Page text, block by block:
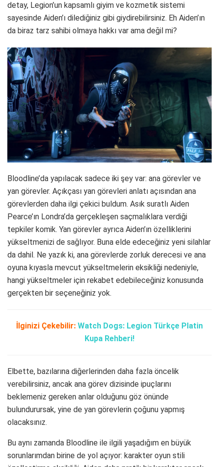
detay, Legion’un kapsamlı giyim ve kozmetik sistemi
sayesinde Aiden’ı dilediğiniz gibi giydirebilirsiniz. Eh Aiden’ın
da biraz tarz sahibi olmaya hakkı var ama değil mi?
Bloodline’da yapılacak sadece iki şey var: ana görevler ve
yan görevler. Açıkçası yan görevleri anlatı açısından ana
görevlerden daha ilgi çekici buldum. Asık suratlı Aiden
Pearce’ın Londra’da gerçekleşen saçmalıklara verdiği
tepkiler komik. Yan görevler ayrıca Aiden’ın özelliklerini
yükseltmenizi de sağlıyor. Buna elde edeceğiniz yeni silahlar
da dahil. Ne yazık ki, ana görevlerde zorluk derecesi ve ana
oyuna kıyasla mevcut yükseltmelerin eksikliği nedeniyle,
hangi yükseltmeler için rekabet edebileceğiniz konusunda
gerçekten bir seçeneğiniz yok.
İlginizi Çekebilir: Watch Dogs: Legion Türkçe Platin
Kupa Rehberi!
Elbette, bazılarına diğerlerinden daha fazla öncelik
verebilirsiniz, ancak ana görev dizisinde ipuçlarını
beklemeniz gereken anlar olduğunu göz önünde
bulundurursak, yine de yan görevlerin çoğunu yapmış
olacaksınız.
Bu aynı zamanda Bloodline ile ilgili yaşadığım en büyük
sorunlarımdan birine de yol açıyor: karakter oyun stili